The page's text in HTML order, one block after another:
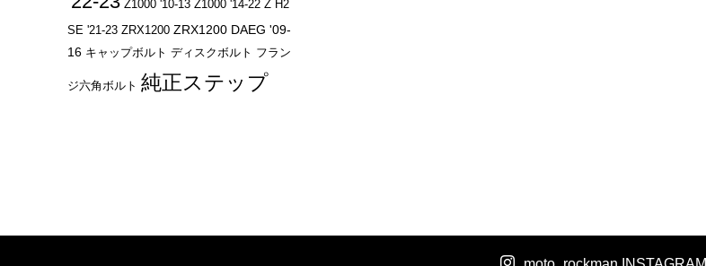
Z1000 '10-13 Z1000 '14-22 Z H2
SE '21-23 ZRX1200 ZRX1200 DAEG '09-
16 キャップボルト ディスクボルト フラン
ジ六角ボルト 純正ステップ